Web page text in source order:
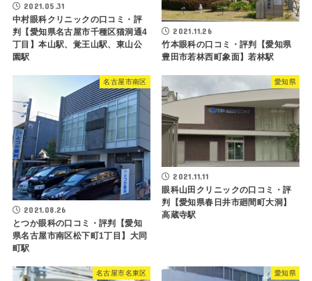
2021.05.31
中村眼科クリニックの口コミ・評
判【愛知県名古屋市千種区猫洞通4
丁目】本山駅、覚王山駅、東山公
園駅
2021.11.26
竹本眼科の口コミ・評判【愛知県
豊田市若林西町象面】若林駅
名古屋市南区
2021.08.26
とつか眼科の口コミ・評判【愛知
県名古屋市南区松下町1丁目】大同
町駅
愛知県
2021.11.11
眼科山田クリニックの口コミ・評
判【愛知県春日井市廻間町大洞】
高蔵寺駅
名古屋市名東区 愛知県